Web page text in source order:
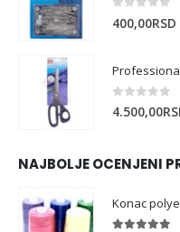
400,00RSD
0 out of
4.500,00
NAJBOLJE OCENJENI
Konac